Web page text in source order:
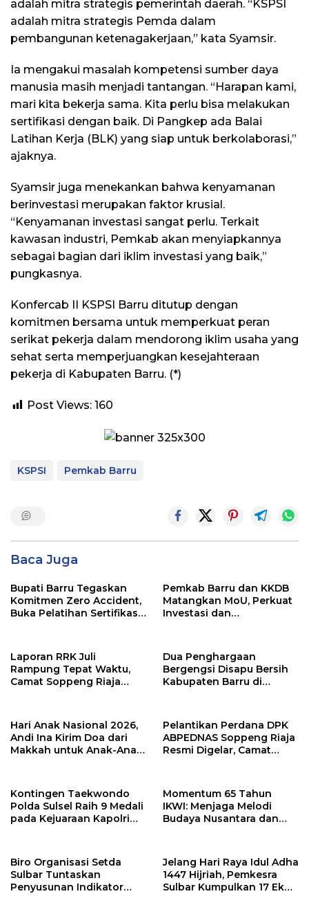
adalah mitra strategis pemerintah daerah. “KSPSI
adalah mitra strategis Pemda dalam
pembangunan ketenagakerjaan,” kata Syamsir.
Ia mengakui masalah kompetensi sumber daya
manusia masih menjadi tantangan. “Harapan kami,
mari kita bekerja sama. Kita perlu bisa melakukan
sertifikasi dengan baik. Di Pangkep ada Balai
Latihan Kerja (BLK) yang siap untuk berkolaborasi,”
ajaknya.
Syamsir juga menekankan bahwa kenyamanan
berinvestasi merupakan faktor krusial.
“Kenyamanan investasi sangat perlu. Terkait
kawasan industri, Pemkab akan menyiapkannya
sebagai bagian dari iklim investasi yang baik,”
pungkasnya.
Konfercab II KSPSI Barru ditutup dengan
komitmen bersama untuk memperkuat peran
serikat pekerja dalam mendorong iklim usaha yang
sehat serta memperjuangkan kesejahteraan
pekerja di Kabupaten Barru. (*)
Post Views: 160
KSPSI Pemkab Barru
Baca Juga
Bupati Barru Tegaskan
Komitmen Zero Accident,
Buka Pelatihan Sertifikasi
Pemkab Barru dan KKDB
Matangkan MoU, Perkuat
Investasi dan
Laporan RRK Juli
Rampung Tepat Waktu,
Camat Soppeng Riaja
Dua Penghargaan
Bergengsi Disapu Bersih
Kabupaten Barru di
Hari Anak Nasional 2026,
Andi Ina Kirim Doa dari
Makkah untuk Anak-Anak
Pelantikan Perdana DPK
ABPEDNAS Soppeng Riaja
Resmi Digelar, Camat
Kontingen Taekwondo
Polda Sulsel Raih 9 Medali
pada Kejuaraan Kapolri
Momentum 65 Tahun
IKWI: Menjaga Melodi
Budaya Nusantara dan
Biro Organisasi Setda
Sulbar Tuntaskan
Penyusunan Indikator
Jelang Hari Raya Idul Adha
1447 Hijriah, Pemkesra
Sulbar Kumpulkan 17 Ekor